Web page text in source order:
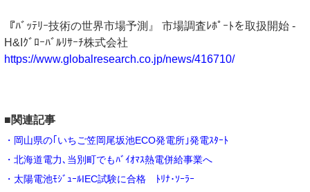
『ﾊﾞｯﾃﾘｰ技術の世界市場予測』 市場調査ﾚﾎﾟｰﾄを取扱開始 -
H&Iｸﾞﾛｰﾊﾞﾙﾘｻｰﾁ株式会社
https://www.globalresearch.co.jp/news/416710/
■関連記事
・岡山県の｢いちご笠岡尾坂池ECO発電所｣発電ｽﾀｰﾄ
・北海道電力､当別町でもﾊﾞｲｵﾏｽ熱電併給事業へ
・太陽電池ﾓｼﾞｭｰﾙIEC試験に合格 ﾄﾘﾅ･ｿｰﾗｰ